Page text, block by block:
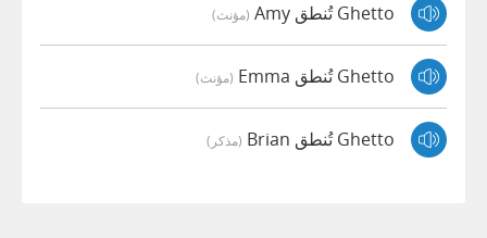
Ghetto تُنطق Amy (مؤنث)
Ghetto تُنطق Emma (مؤنث)
Ghetto تُنطق Brian (مذكر)